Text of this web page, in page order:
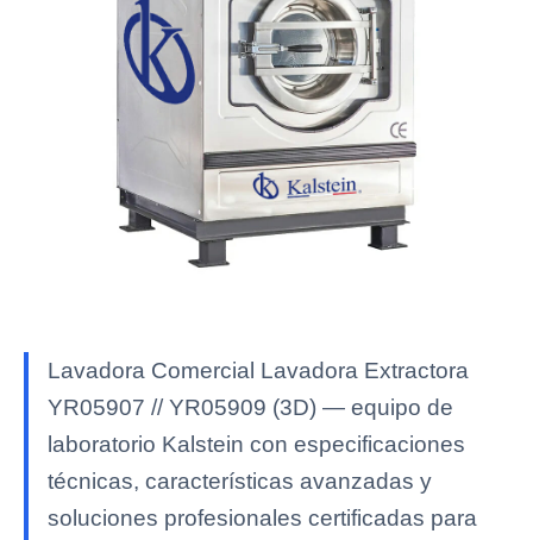
Lavadora Comercial Lavadora Extractora
YR05907 // YR05909 (3D) — equipo de
laboratorio Kalstein con especificaciones
técnicas, características avanzadas y
soluciones profesionales certificadas para